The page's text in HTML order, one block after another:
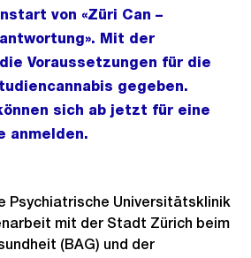
von «Züri Can –
Mit der
Voraussetzungen für die
gegeben.
sich ab jetzt für eine
anmelden.
Psychiatrische Universitätsklinik
mit der Stadt Zürich beim
(BAG) und der